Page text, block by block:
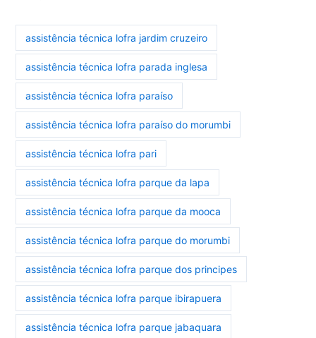
assistência técnica lofra jardim cruzeiro
assistência técnica lofra parada inglesa
assistência técnica lofra paraíso
assistência técnica lofra paraíso do morumbi
assistência técnica lofra pari
assistência técnica lofra parque da lapa
assistência técnica lofra parque da mooca
assistência técnica lofra parque do morumbi
assistência técnica lofra parque dos principes
assistência técnica lofra parque ibirapuera
assistência técnica lofra parque jabaquara